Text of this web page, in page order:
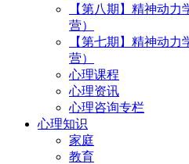
【第八期】精神动
营）
【第七期】精神动
营）
心理课程
心理资讯
心理咨询专栏
心理知识
家庭
教育